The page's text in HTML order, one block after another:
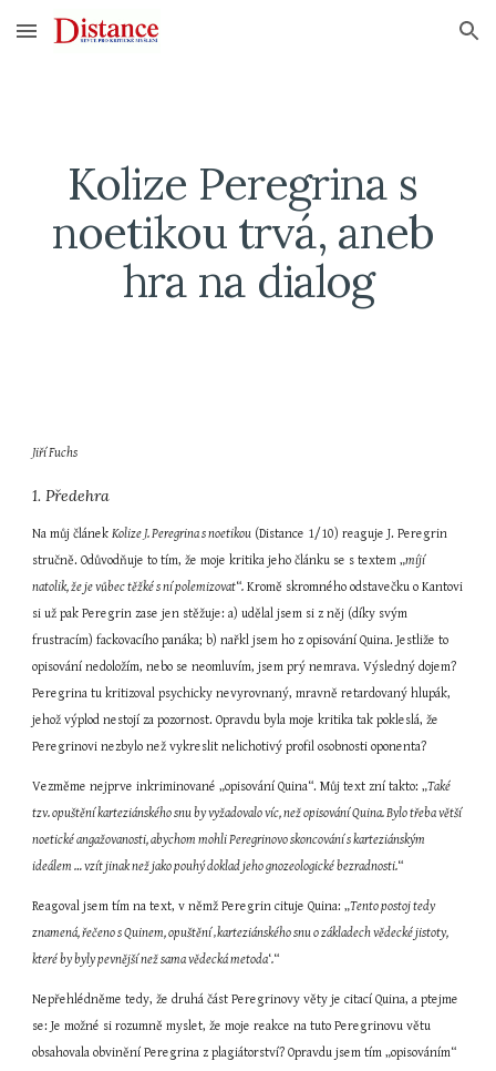
Skip to main content Skip to navigation
Kolize Peregrina s
noetikou trvá, aneb
hra na dialog
Jiří Fuchs
1. Předehra
Na můj článek Kolize J. Peregrina s noetikou (Distance 1/10) reaguje J. Peregrin
stručně. Odůvodňuje to tím, že moje kritika jeho článku se s textem „míjí
natolik, že je vůbec těžké s ní polemizovat“. Kromě skromného odstavečku o Kantovi
si už pak Peregrin zase jen stěžuje: a) udělal jsem si z něj (díky svým
frustracím) fackovacího panáka; b) nařkl jsem ho z opisování Quina. Jestliže to
opisování nedoložím, nebo se neomluvím, jsem prý nemrava. Výsledný dojem?
Peregrina tu kritizoval psychicky nevyrovnaný, mravně retardovaný hlupák,
jehož výplod nestojí za pozornost. Opravdu byla moje kritika tak pokleslá, že
Peregrinovi nezbylo než vykreslit nelichotivý profil osobnosti oponenta?
Vezměme nejprve inkriminované „opisování Quina“. Můj text zní takto: „Také
tzv. opuštění karteziánského snu by vyžadovalo víc, než opisování Quina. Bylo třeba větší
noetické angažovanosti, abychom mohli Peregrinovo skoncování s karteziánským
ideálem … vzít jinak než jako pouhý doklad jeho gnozeologické bezradnosti.“
Reagoval jsem tím na text, v němž Peregrin cituje Quina: „Tento postoj tedy
znamená, řečeno s Quinem, opuštění ‚karteziánského snu o základech vědecké jistoty,
které by byly pevnější než sama vědecká metoda‘.“
Nepřehlédněme tedy, že druhá část Peregrinovy věty je citací Quina, a ptejme
se: Je možné si rozumně myslet, že moje reakce na tuto Peregrinovu větu
obsahovala obvinění Peregrina z plagiátorství? Opravdu jsem tím „opisováním“